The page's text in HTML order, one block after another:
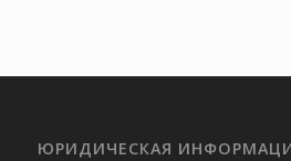
ЮРИДИЧЕСКАЯ